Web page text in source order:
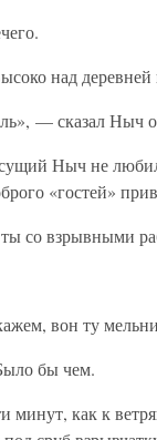
над
— сказал Ныч
Ныч не
«гостей»
со взрывными
вон ту
бы чем.
минут, как к